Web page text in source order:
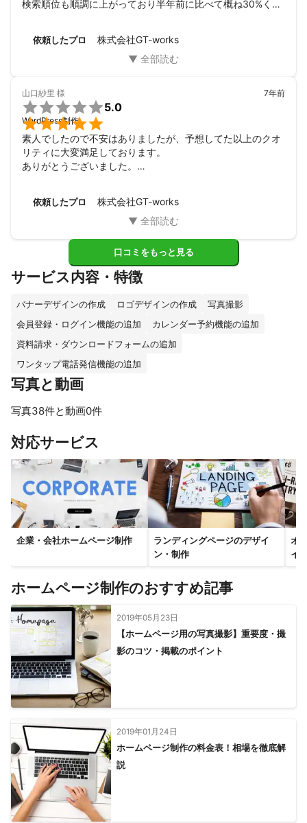
検索順位も順調に上がっており半年前に比べて概ね30%くら
今後ともよろしくお願い致します。
依頼したプロ 株式会社GT-works
山口紗里 様


5.0
WordPress制作
7年前
素人でしたので不安はありましたが、予想してた以上のクオ
リティに大変満足しております。
ありがとうございました。
依頼したプロ 株式会社GT-works
口コミをもっと見る
サービス内容・特徴
バナーデザインの作成 ロゴデザインの作成
写真撮影
会員登録・ログイン機能の追加
カレンダー予約機能の追加
資料請求・ダウンロードフォームの追加
ワンタップ電話発信機能の追加
写真と動画
写真38件と動画0件
対応サービス
企業・会社ホームページ制作
ランディングページのデザイ
ン・制作
オ
イ
ホームページ制作のおすすめ記事
2019年05月23日
【ホームページ用の写真撮影】重要度・撮
影のコツ・掲載のポイント
2019年01月24日
ホームページ制作の料金表！相場を徹底解
説